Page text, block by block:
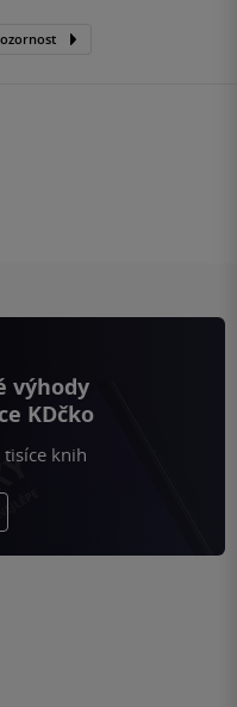
výhody
KDčko
tisíce knih